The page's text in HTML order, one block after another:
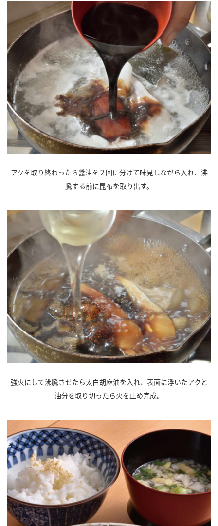
アクを取り終わったら醤油を２回に分けて味見しながら入れ、沸
騰する前に昆布を取り出す。
強火にして沸騰させたら太白胡麻油を入れ、表面に浮いたアクと
油分を取り切ったら火を止め完成。